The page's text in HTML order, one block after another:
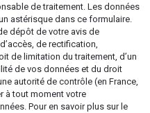
de traitement. Les données
astérisque dans ce formulaire.
dépôt de votre avis de
de rectification,
de limitation du traitement, d’un
de vos données et du droit
autorité de contrôle (en France,
à tout moment votre
Pour en savoir plus sur le